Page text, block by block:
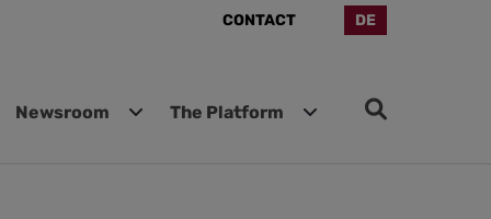
CONTACT DE
Newsroom The Platform